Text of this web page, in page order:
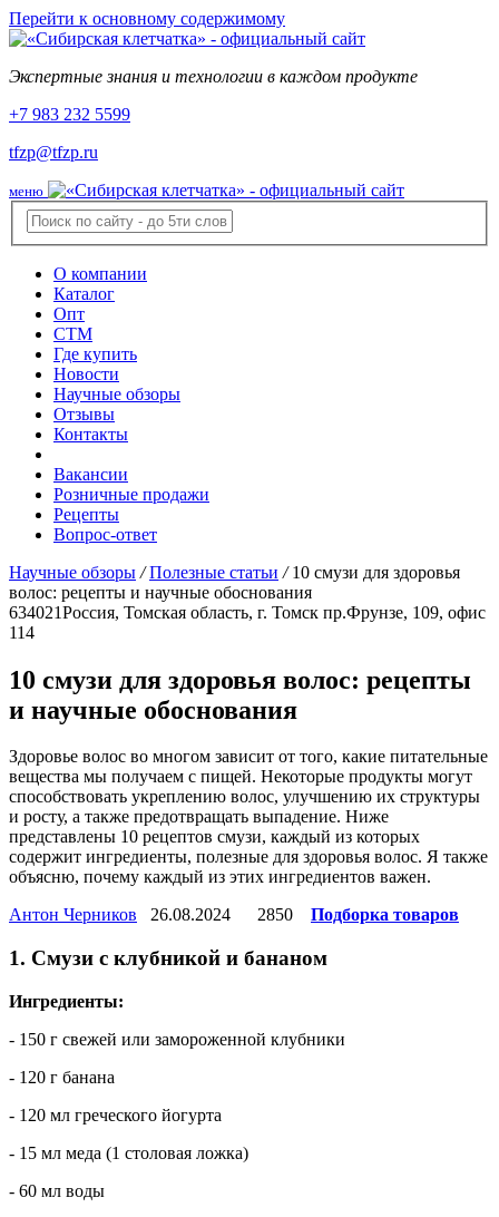
Перейти к основному содержимому
Экспертные знания и технологии в каждом продукте
+7 983 232 5599
tfzp@tfzp.ru
меню
О компании
Каталог
Опт
СТМ
Где купить
Новости
Научные обзоры
Отзывы
Контакты
Вакансии
Розничные продажи
Рецепты
Вопрос-ответ
Научные обзоры / Полезные статьи / 10 смузи для здоровья
волос: рецепты и научные обоснования
634021Россия, Томская область, г. Томск пр.Фрунзе, 109, офис
114
10 смузи для здоровья волос: рецепты
и научные обоснования
Здоровье волос во многом зависит от того, какие питательные
вещества мы получаем с пищей. Некоторые продукты могут
способствовать укреплению волос, улучшению их структуры
и росту, а также предотвращать выпадение. Ниже
представлены 10 рецептов смузи, каждый из которых
содержит ингредиенты, полезные для здоровья волос. Я также
объясню, почему каждый из этих ингредиентов важен.
Антон Черников
26.08.2024 2850 Подборка товаров
1. Смузи с клубникой и бананом
Ингредиенты:
- 150 г свежей или замороженной клубники
- 120 г банана
- 120 мл греческого йогурта
- 15 мл меда (1 столовая ложка)
- 60 мл воды